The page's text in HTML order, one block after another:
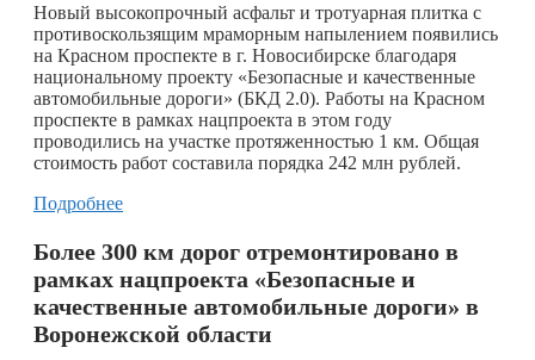
Новый высокопрочный асфальт и тротуарная плитка с
противоскользящим мраморным напылением появились
на Красном проспекте в г. Новосибирске благодаря
национальному проекту «Безопасные и качественные
автомобильные дороги» (БКД 2.0). Работы на Красном
проспекте в рамках нацпроекта в этом году
проводились на участке протяженностью 1 км. Общая
стоимость работ составила порядка 242 млн рублей.
Подробнее
Более 300 км дорог отремонтировано в
рамках нацпроекта «Безопасные и
качественные автомобильные дороги» в
Воронежской области